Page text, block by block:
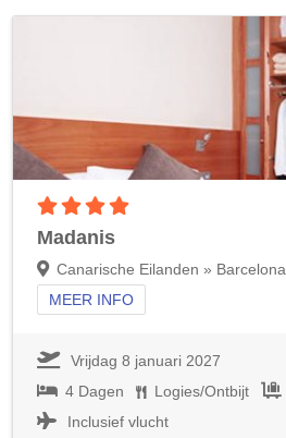
Madanis
Canarische Eilanden » Barcelona
MEER INFO
Vrijdag 8 januari 2027
4 Dagen
Logies/Ontbijt
Inclusief vlucht